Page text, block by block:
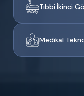
Tıbbi İkinci
Medikal